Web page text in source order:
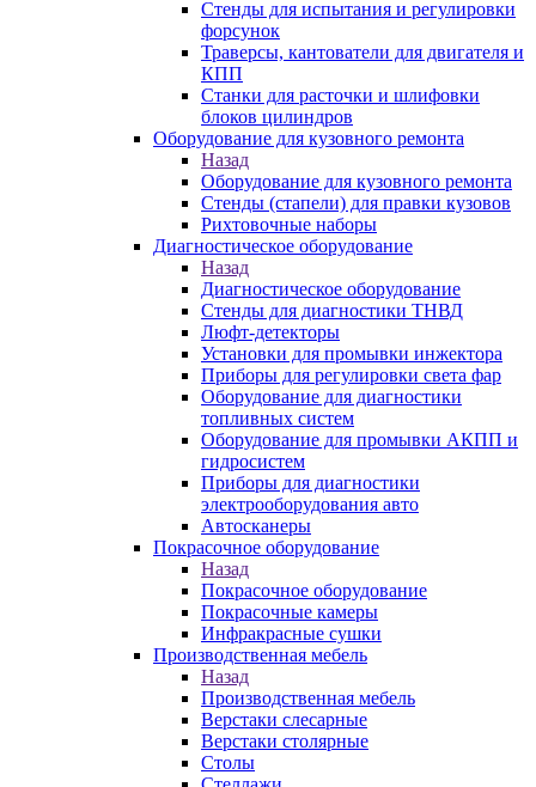
Стенды для испытания и регулировки
форсунок
Траверсы, кантователи для двигателя и
КПП
Станки для расточки и шлифовки
блоков цилиндров
Оборудование для кузовного ремонта
Назад
Оборудование для кузовного ремонта
Стенды (стапели) для правки кузовов
Рихтовочные наборы
Диагностическое оборудование
Назад
Диагностическое оборудование
Стенды для диагностики ТНВД
Люфт-детекторы
Установки для промывки инжектора
Приборы для регулировки света фар
Оборудование для диагностики
топливных систем
Оборудование для промывки АКПП и
гидросистем
Приборы для диагностики
электрооборудования авто
Автосканеры
Покрасочное оборудование
Назад
Покрасочное оборудование
Покрасочные камеры
Инфракрасные сушки
Производственная мебель
Назад
Производственная мебель
Верстаки слесарные
Верстаки столярные
Столы